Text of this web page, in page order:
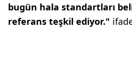
bugün hala standartları
referans teşkil ediyor."